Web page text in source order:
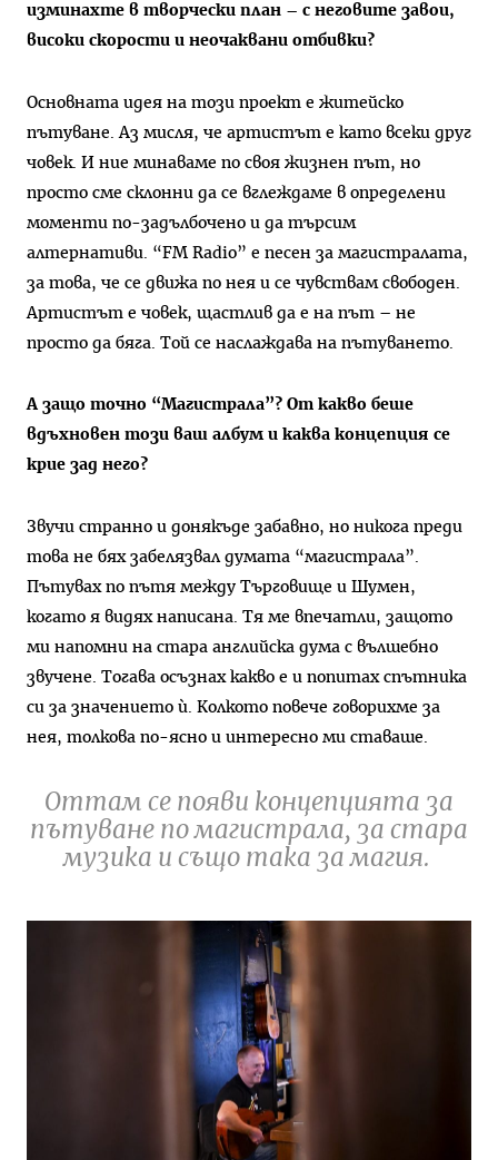
изминахте в творчески план – с неговите завои,
високи скорости и неочаквани отбивки?
Основната идея на този проект е житейско
пътуване. Аз мисля, че артистът е като всеки друг
човек. И ние минаваме по своя жизнен път, но
просто сме склонни да се вглеждаме в определени
моменти по-задълбочено и да търсим
алтернативи. “FM Radio” е песен за магистралата,
за това, че се движа по нея и се чувствам свободен.
Артистът е човек, щастлив да е на път – не
просто да бяга. Той се наслаждава на пътуването.
А защо точно “Магистрала”? От какво беше
вдъхновен този ваш албум и каква концепция се
крие зад него?
Звучи странно и донякъде забавно, но никога преди
това не бях забелязвал думата “магистрала”.
Пътувах по пътя между Търговище и Шумен,
когато я видях написана. Тя ме впечатли, защото
ми напомни на стара английска дума с вълшебно
звучене. Тогава осъзнах какво е и попитах спътника
си за значението ѝ. Колкото повече говорихме за
нея, толкова по-ясно и интересно ми ставаше.
Оттам се появи концепцията за
пътуване по магистрала, за стара
музика и също така за магия.